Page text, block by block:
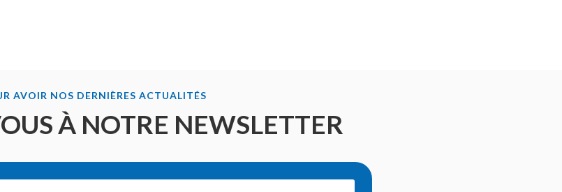
AVOIR NOS DERNIÈRES ACTUALITÉS
À NOTRE NEWSLETTER